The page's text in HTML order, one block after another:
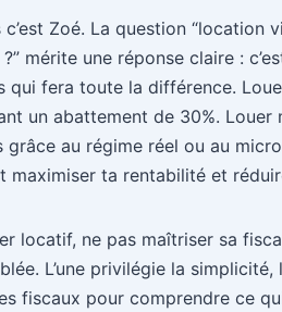
c’est Zoé. La question
mérite une réponse claire :
qui fera toute la différence.
un abattement de 30%. Louer
grâce au régime réel ou au
maximiser ta rentabilité et
locatif, ne pas maîtriser sa
L’une privilégie la
fiscaux pour comprendre ce